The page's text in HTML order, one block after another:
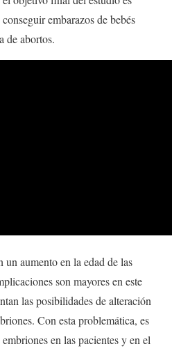
embarazos de bebés
de abortos.
aumento en la edad de las
son mayores en este
las posibilidades de alteración
Con esta problemática, es
en las pacientes y en el